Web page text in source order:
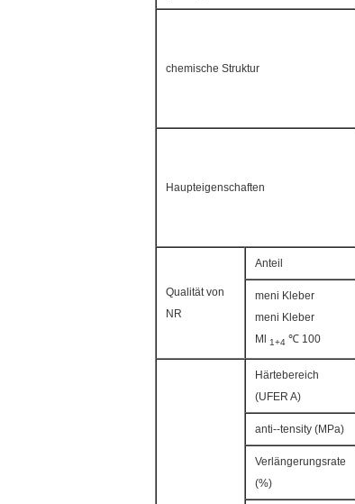
chemische Struktur
Haupteigenschaften
Qualität von
NR
Anteil
meni Kleber
meni Kleber
Ml
1+4 ℃ 100
Härtebereich
(UFER A)
anti--tensity (MPa)
Verlängerungsrate
(%)